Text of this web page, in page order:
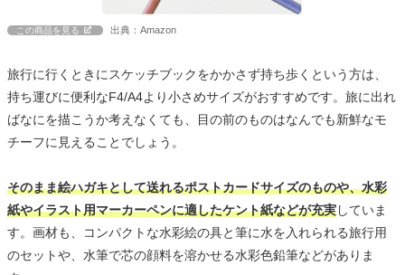
この商品を見る 出典：Amazon
旅行に行くときにスケッチブックをかかさず持ち歩くという方は、
持ち運びに便利なF4/A4より小さめサイズがおすすめです。旅に出れ
ばなにを描こうか考えなくても、目の前のものはなんでも新鮮なモ
チーフに見えることでしょう。
そのまま絵ハガキとして送れるポストカードサイズのものや、水彩
紙やイラスト用マーカーペンに適したケント紙などが充実していま
す。画材も、コンパクトな水彩絵の具と筆に水を入れられる旅行用
のセットや、水筆で芯の顔料を溶かせる水彩色鉛筆などがありま